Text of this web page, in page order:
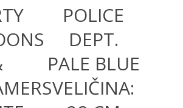
POLICE
DEPT.
PALE BLUE
VELIČINA: